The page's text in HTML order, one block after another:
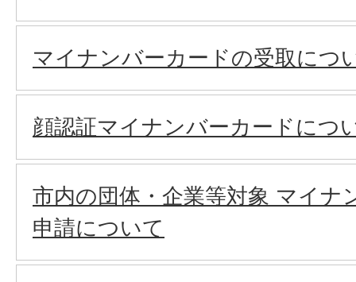
マイナンバーカードの受取につ
顔認証マイナンバーカードにつ
市内の団体・企業等対象 マイナ
申請について